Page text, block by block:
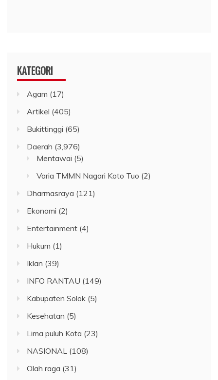
KATEGORI
Agam (17)
Artikel (405)
Bukittinggi (65)
Daerah (3,976)
Mentawai (5)
Varia TMMN Nagari Koto Tuo (2)
Dharmasraya (121)
Ekonomi (2)
Entertainment (4)
Hukum (1)
Iklan (39)
INFO RANTAU (149)
Kabupaten Solok (5)
Kesehatan (5)
Lima puluh Kota (23)
NASIONAL (108)
Olah raga (31)